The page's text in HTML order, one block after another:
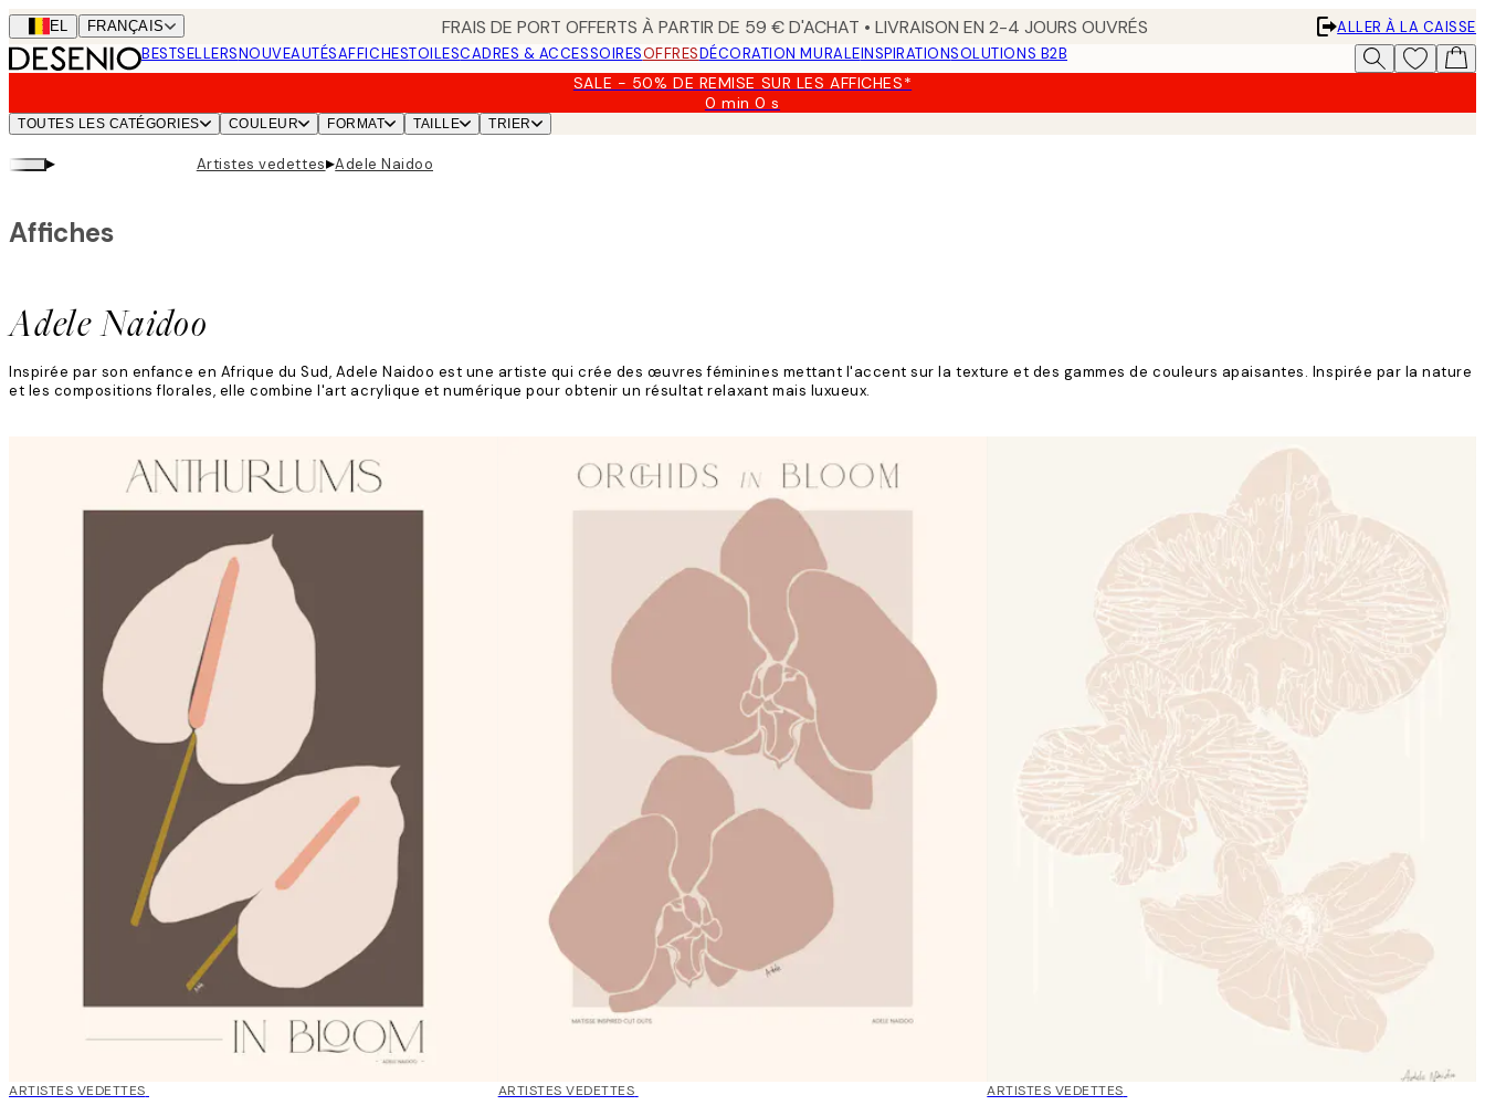
Skip
to
main
BEL FRANÇAIS FRAIS DE PORT OFFERTS À PARTIR DE 59 € D'ACHAT • LIVRAISON EN 2-4 JOURS OUVRÉS
ALLER À LA CAISSE
BESTSELLERSNOUVEAUTÉSAFFICHESTOILESCADRES & ACCESSOIRESOFFRESDÉCORATION MURALEINSPIRATIONSOLUTIONS B2B
SALE - 50% DE REMISE SUR LES AFFICHES*
0 min0 s
Valable
TOUTES LES CATÉGORIES COULEUR FORMAT TAILLE TRIER
▸ Artistes vedettes▸Adele Naidoo
Adele Naidoo
Affiches
Inspirée par son enfance en Afrique du Sud, Adele Naidoo est une artiste qui crée des œuvres féminines mettant l'accent sur la texture et des gammes de couleurs apaisantes. Inspirée par la nature
et les compositions florales, elle combine l'art acrylique et numérique pour obtenir un résultat relaxant mais luxueux.
40%*
ARTISTES VEDETTES 40%*
ARTISTES VEDETTES 40%*
ARTISTES VEDETTES